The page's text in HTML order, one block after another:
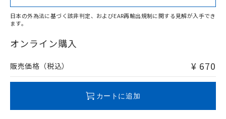
在庫等で未対応品が混在する可能性があります。
問い合わせください。
日本の外為法に基づく該非判定、およびEAR再輸出規制に関する見解が入手でき
ます。
オンライン購入
販売価格（税込） ¥ 670
カートに追加